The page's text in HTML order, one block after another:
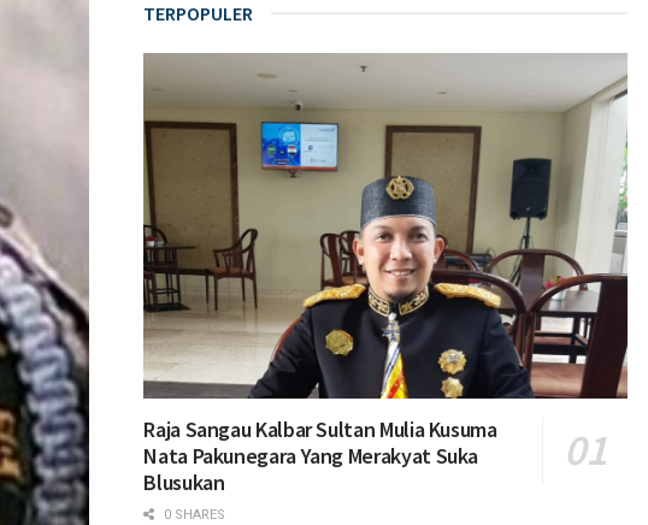
TERPOPULER
Raja Sangau Kalbar Sultan Mulia Kusuma
Nata Pakunegara Yang Merakyat Suka
Blusukan
0 SHARES